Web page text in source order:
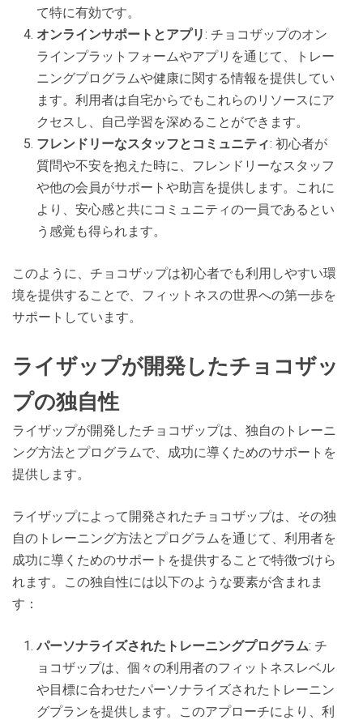
て特に有効です。
オンラインサポートとアプリ: チョコザップのオン
ラインプラットフォームやアプリを通じて、トレー
ニングプログラムや健康に関する情報を提供してい
ます。利用者は自宅からでもこれらのリソースにア
クセスし、自己学習を深めることができます。
フレンドリーなスタッフとコミュニティ: 初心者が
質問や不安を抱えた時に、フレンドリーなスタッフ
や他の会員がサポートや助言を提供します。これに
より、安心感と共にコミュニティの一員であるとい
う感覚も得られます。
このように、チョコザップは初心者でも利用しやすい環
境を提供することで、フィットネスの世界への第一歩を
サポートしています。
ライザップが開発したチョコザッ
プの独自性
ライザップが開発したチョコザップは、独自のトレーニ
ング方法とプログラムで、成功に導くためのサポートを
提供します。
ライザップによって開発されたチョコザップは、その独
自のトレーニング方法とプログラムを通じて、利用者を
成功に導くためのサポートを提供することで特徴づけら
れます。この独自性には以下のような要素が含まれま
す：
パーソナライズされたトレーニングプログラム: チ
ョコザップは、個々の利用者のフィットネスレベル
や目標に合わせたパーソナライズされたトレーニン
グプランを提供します。このアプローチにより、利